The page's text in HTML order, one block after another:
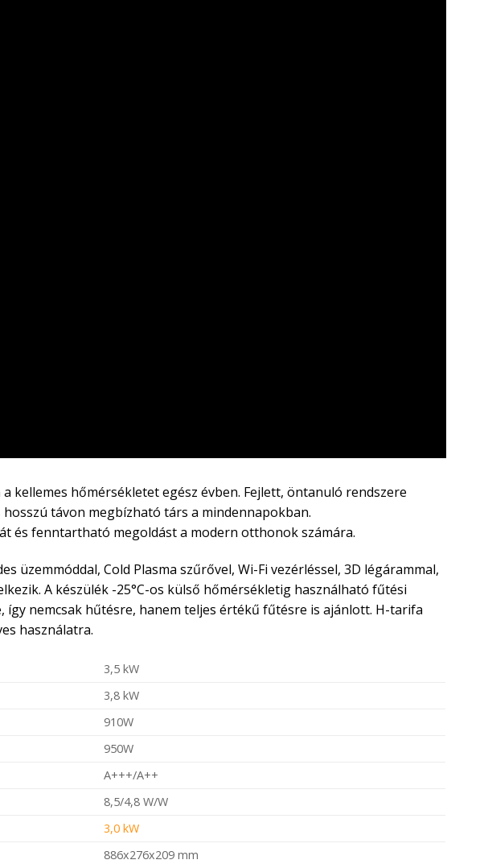
kellemes hőmérsékletet egész évben. Fejlett, öntanuló rendszere
távon megbízható társ a mindennapokban.
és fenntartható megoldást a modern otthonok számára.
üzemmóddal, Cold Plasma szűrővel, Wi-Fi vezérléssel, 3D légárammal,
A készülék -25°C-os külső hőmérsékletig használható fűtési
nemcsak hűtésre, hanem teljes értékű fűtésre is ajánlott. H-tarifa
használatra.
3,5 kW
3,8 kW
910W
950W
A+++/A++
8,5/4,8 W/W
3,0 kW
886x276x209 mm